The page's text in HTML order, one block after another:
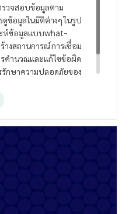
รวจสอบข้อมูลตาม
ดูข้อมูลในมิติต่างๆ ในรูป
ะห์ข้อมูลแบบwhat-
งสถานการณ์ การเชื่อม
คำนวณและแก้ไขข้อผิด
กษาความปลอดภัยของ